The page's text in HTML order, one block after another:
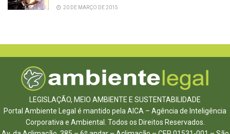
20 DE MARÇO DE 2015
LEGISLAÇÃO, MEIO AMBIENTE E SUSTENTABILIDADE
Portal Ambiente Legal é mantido pela AICA – Agência de Inteligência
Corporativa e Ambiental. Todos os Direitos Reservados.